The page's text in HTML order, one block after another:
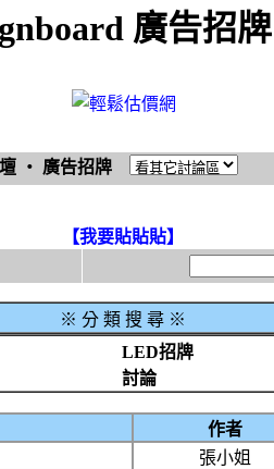
廣告招牌
‧ 廣告招牌
【我要貼貼貼】
※ 分 類 搜 尋 ※
LED招牌
討論
作者
張小姐